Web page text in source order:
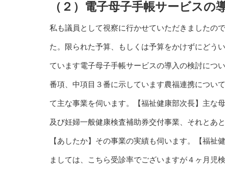
（２）電子母子手帳サービスの
私も議員として視察に行かせていただきましたの
た。限られた予算、もしくは予算をかけずにどう
ています電子母子手帳サービスの導入の検討につ
番項、中項目３番に示しています農福連携につい
て主な事業を伺います。【福祉健康部次長】主な
及び妊婦一般健康検査補助券交付事業、それとあ
【あしたか】その事業の実績も伺います。【福祉
ましては、こちら受診率でございますが４ヶ月児